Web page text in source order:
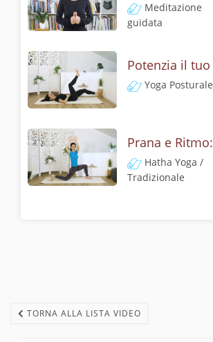
Meditazione
guidata
Yoga Posturale
Hatha Yoga /
Tradizionale
TORNA ALLA LISTA VIDEO